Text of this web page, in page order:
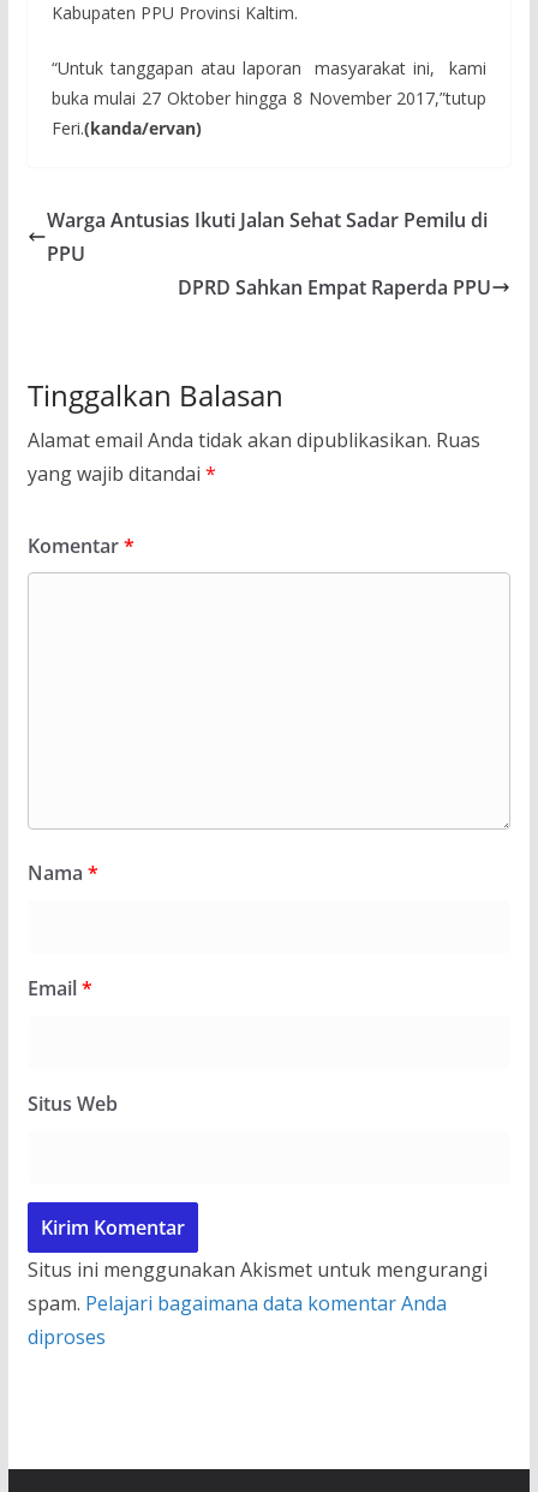
Kabupaten PPU Provinsi Kaltim.
“Untuk tanggapan atau laporan masyarakat ini, kami
buka mulai 27 Oktober hingga 8 November 2017,”tutup
Feri.(kanda/ervan)
Warga Antusias Ikuti Jalan Sehat Sadar Pemilu di
PPU
DPRD Sahkan Empat Raperda PPU
Tinggalkan Balasan
Alamat email Anda tidak akan dipublikasikan. Ruas
yang wajib ditandai *
Komentar*
Nama *
Email*
Situs Web
Situs ini menggunakan Akismet untuk mengurangi
spam. Pelajari bagaimana data komentar Anda
diproses